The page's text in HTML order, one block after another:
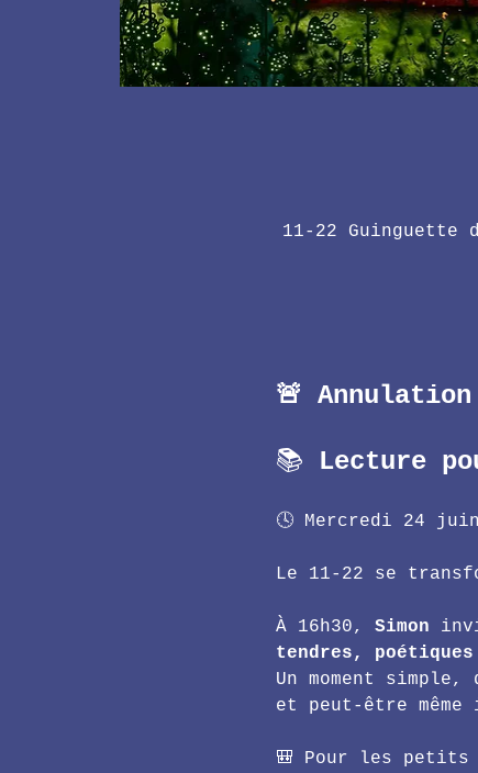
11-22 Guinguette
🚨
📚 Lecture
🕓 Mercredi 24
Le 11-22 se
À 16h30, Simon
tendres,
Un moment
et peut-être
🎒 Pour les petits